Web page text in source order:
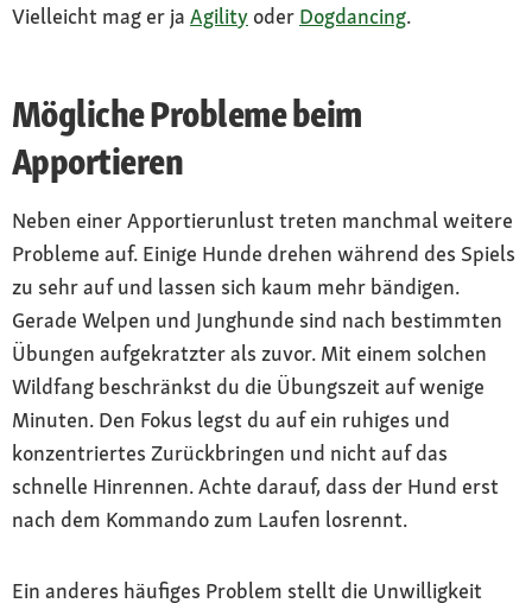
Vielleicht mag er ja Agility oder Dogdancing.
Mögliche Probleme beim
Apportieren
Neben einer Apportierunlust treten manchmal weitere
Probleme auf. Einige Hunde drehen während des Spiels
zu sehr auf und lassen sich kaum mehr bändigen.
Gerade Welpen und Junghunde sind nach bestimmten
Übungen aufgekratzter als zuvor. Mit einem solchen
Wildfang beschränkst du die Übungszeit auf wenige
Minuten. Den Fokus legst du auf ein ruhiges und
konzentriertes Zurückbringen und nicht auf das
schnelle Hinrennen. Achte darauf, dass der Hund erst
nach dem Kommando zum Laufen losrennt.
Ein anderes häufiges Problem stellt die Unwilligkeit